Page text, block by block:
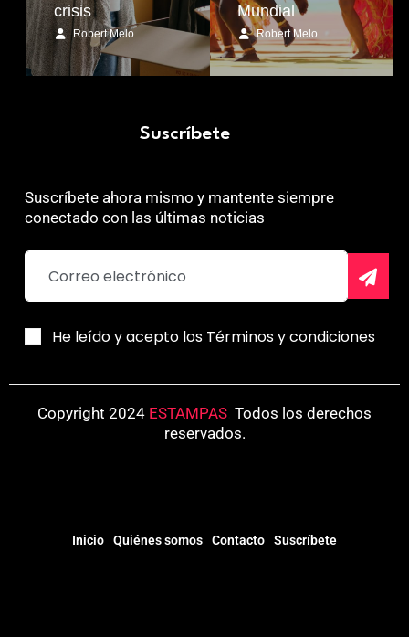
crisis
Robert Melo
Mundial
Robert Melo
Suscríbete
Suscríbete ahora mismo y mantente siempre
conectado con las últimas noticias
He leído y acepto los Términos y condiciones
Copyright 2024 ESTAMPAS Todos los derechos
reservados.
Inicio Quiénes somos Contacto Suscríbete